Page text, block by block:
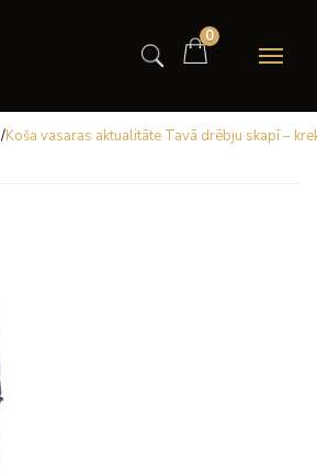
0
/Koša vasaras aktualitāte Tavā drēbju skapī –